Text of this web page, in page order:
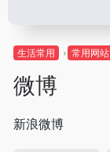
生活常用 常用网站
微博
新浪微博